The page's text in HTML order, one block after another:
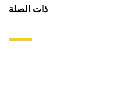
ذات الصلة